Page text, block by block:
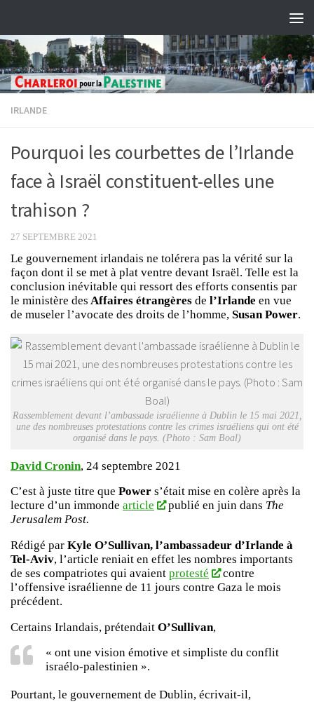
IRLANDE
Pourquoi les courbettes de l’Irlande
face à Israël constituent-elles une
trahison ?
27 SEPTEMBRE 2021
Le gouvernement irlandais ne tolérera pas la vérité sur la
façon dont il se met à plat ventre devant Israël. Telle est la
conclusion inévitable qui ressort des efforts consentis par
le ministère des Affaires étrangères de l’Irlande en vue
de museler l’avocate des droits de l’homme, Susan Power.
Rassemblement devant l’ambassade israélienne à Dublin le 15 mai 2021,
une des nombreuses protestations contre les crimes israéliens qui ont été
organisé dans le pays. (Photo : Sam Boal)
David Cronin, 24 septembre 2021
C’est à juste titre que Power s’était mise en colère après la
lecture d’un immonde article publié en juin dans The
Jerusalem Post.
Rédigé par Kyle O’Sullivan, l’ambassadeur d’Irlande à
Tel-Aviv, l’article reniait en effet les nombres importants
de ses compatriotes qui avaient protesté
contre
l’offensive israélienne de 11 jours contre Gaza le mois
précédent.
Certains Irlandais, prétendait O’Sullivan,
« ont une vision émotive et simpliste du conflit
israélo-palestinien ».
Pourtant, le gouvernement de Dublin, écrivait-il,